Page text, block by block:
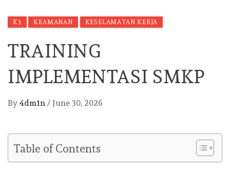
K3 KEAMANAN KESELAMATAN KERJA
TRAINING
IMPLEMENTASI SMKP
By 4dm1n / June 30, 2026
Table of Contents